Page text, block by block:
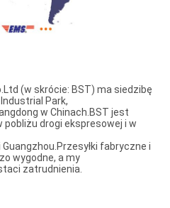
(w skrócie: BST) ma siedzibę
Park,
w Chinach.BST jest
drogi ekspresowej i w
fabryczne i
wygodne, a my
zatrudnienia.